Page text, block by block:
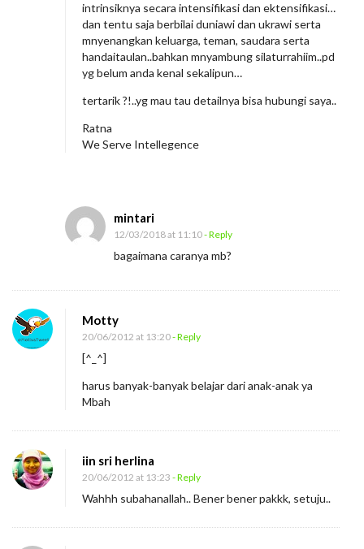
intrinsiknya secara intensifikasi dan ektensifikasi…
dan tentu saja berbilai duniawi dan ukrawi serta
mnyenangkan keluarga, teman, saudara serta
handaitaulan..bahkan mnyambung silaturrahiim..pd
yg belum anda kenal sekalipun…
tertarik ?!..yg mau tau detailnya bisa hubungi saya..
Ratna
We Serve Intellegence
mintari
12/03/2018 at 11:10- Reply
bagaimana caranya mb?
Motty
20/06/2012 at 13:20- Reply
[^_^]
harus banyak-banyak belajar dari anak-anak ya
Mbah
iin sri herlina
20/06/2012 at 13:23 - Reply
Wahhh subahanallah.. Bener bener pakkk, setuju..